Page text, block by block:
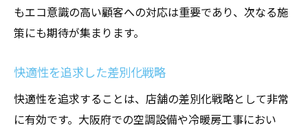
もエコ意識の高い顧客への対応は重要であり、次なる施
策にも期待が集まります。
快適性を追求した差別化戦略
快適性を追求することは、店舗の差別化戦略として非常
に有効です。大阪府での空調設備や冷暖房工事におい